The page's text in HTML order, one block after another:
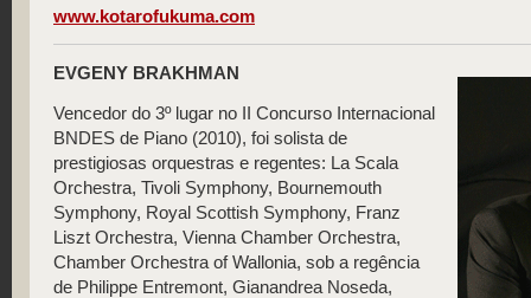
www.kotarofukuma.com
EVGENY BRAKHMAN
Vencedor do 3º lugar no II Concurso Internacional
BNDES de Piano (2010), foi solista de
prestigiosas orquestras e regentes: La Scala
Orchestra, Tivoli Symphony, Bournemouth
Symphony, Royal Scottish Symphony, Franz
Liszt Orchestra, Vienna Chamber Orchestra,
Chamber Orchestra of Wallonia, sob a regência
de Philippe Entremont, Gianandrea Noseda,